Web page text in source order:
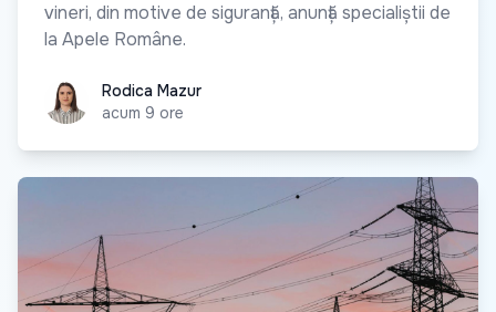
vineri, din motive de siguranță, anunță specialiștii de
la Apele Române.
Rodica MazurRodica Mazur
acum 9 ore